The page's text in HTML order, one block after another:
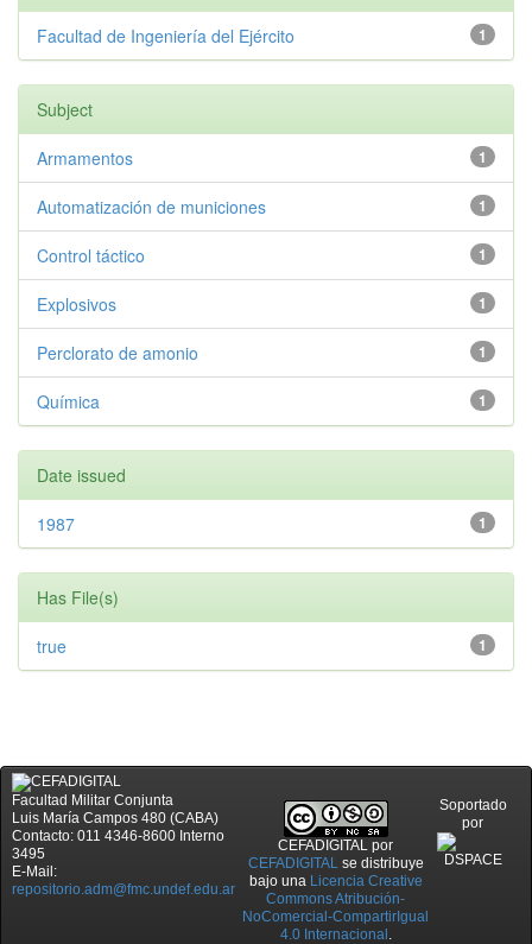
1
Facultad de Ingeniería del Ejército
Subject
1
Armamentos
1
Automatización de municiones
1
Control táctico
1
Explosivos
1
Perclorato de amonio
1
Química
Date issued
1
1987
Has File(s)
1
true
Facultad Militar Conjunta
Luis María Campos 480 (CABA)
Contacto: 011 4346-8600 Interno
3495
E-Mail:
repositorio.adm@fmc.undef.edu.ar
CEFADIGITAL por
CEFADIGITALse distribuye
bajo una Licencia Creative
Commons Atribución-
NoComercial-CompartirIgual
4.0 Internacional .
Soportado
por